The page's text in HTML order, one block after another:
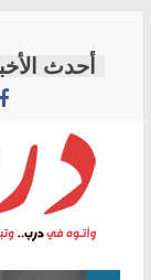
content
درب
وأتوه